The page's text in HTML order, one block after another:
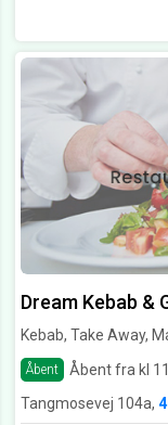
Dream Kebab &
Kebab, Take Away,
Åbent Åbent fra kl
Tangmosevej 104a,